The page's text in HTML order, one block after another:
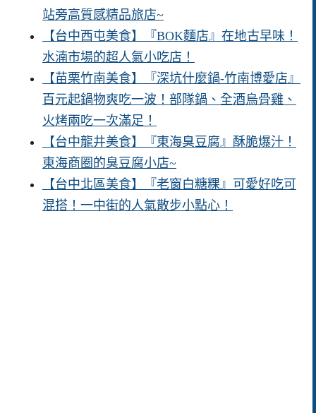
站旁高質感精品旅店~
【台中西屯美食】『BOK麵店』在地古早味！
水湳市場的超人氣小吃店！
【苗栗竹南美食】『深坑什麼鍋-竹南博愛店』
百元起鍋物爽吃一波！部隊鍋、全酒烏骨雞、
火烤兩吃一次滿足！
【台中龍井美食】『東海臭豆腐』酥脆爆汁！
東海商圈的臭豆腐小店~
【台中北區美食】『老窗白糖粿』可愛好吃可
混搭！一中街的人氣散步小點心！